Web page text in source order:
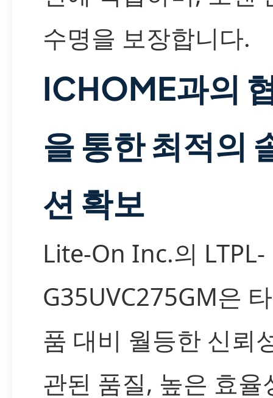
수명을 보장합니다.
ICHOME과의
을 통한 최적의
션 확보
Lite-On Inc.의 LTPL-
G35UVC275GM은
품 대비 월등한 신뢰
관된 품질, 높은 효율